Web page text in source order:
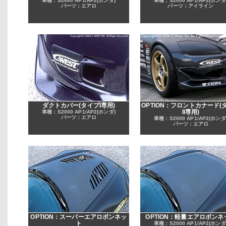
パーツ：エアロ
パーツ：アイライン
ダクトカバー(タイプI専用)
車種：S2000 AP1/AP2(ホンダ)
パーツ：エアロ
OPTION：フロントカナード(
II専用)
車種：S2000 AP1/AP2(ホン
パーツ：エアロ
OPTION：スーパーエアロボンネッ
ト
OPTION：軽量エアロボンネ
車種：S2000 AP1/AP2(ホン